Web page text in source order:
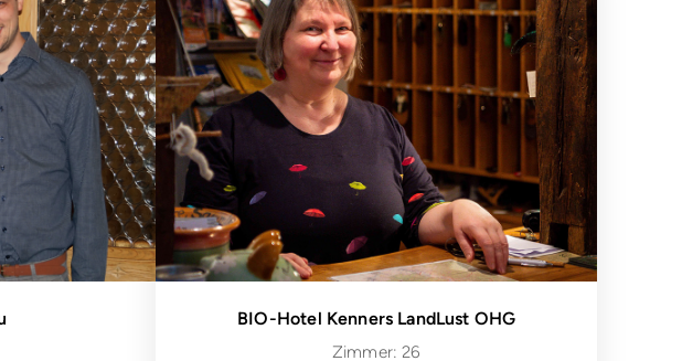
BIO-Hotel Kenners LandLust OHG
Zimmer: 26